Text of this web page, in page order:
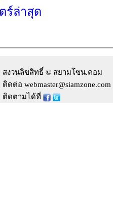
ร์ล่าสุด
สงวนลิขสิทธิ์ © สยามโซน.คอม
ติดต่อ webmaster@siamzone.com
ติดตามได้ที่